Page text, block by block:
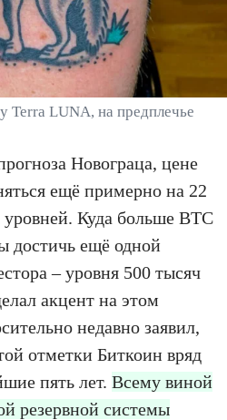
Terra LUNA, на предплечье
Новограца, цене
ещё примерно на 22
Куда больше BTC
достичь ещё одной
– уровня 500 тысяч
акцент на этом
недавно заявил,
отметки Биткоин вряд
пять лет. Всему виной
резервной системы